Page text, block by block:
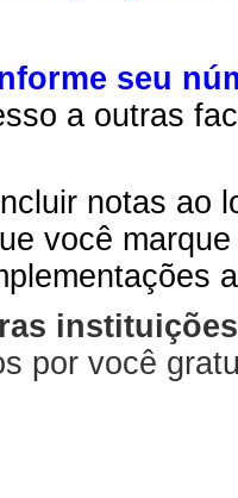
seu
a outras
notas ao
você
por você